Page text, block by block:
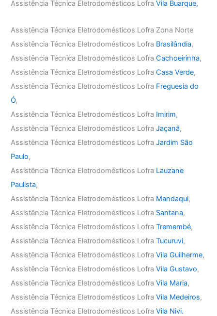
Assistência Técnica Eletrodomésticos LofraVila Buarque,
Assistência Técnica Eletrodomésticos Lofra Zona Norte
Assistência Técnica Eletrodomésticos Lofra Brasilândia,
Assistência Técnica Eletrodomésticos LofraCachoeirinha,
Assistência Técnica Eletrodomésticos LofraCasa Verde,
Assistência Técnica Eletrodomésticos Lofra Freguesia do
Ó,
Assistência Técnica Eletrodomésticos Lofra Imirim,
Assistência Técnica Eletrodomésticos LofraJaçanã,
Assistência Técnica Eletrodomésticos LofraJardim São
Paulo,
Assistência Técnica Eletrodomésticos Lofra Lauzane
Paulista,
Assistência Técnica Eletrodomésticos Lofra Mandaqui,
Assistência Técnica Eletrodomésticos Lofra Santana,
Assistência Técnica Eletrodomésticos LofraTremembé,
Assistência Técnica Eletrodomésticos LofraTucuruvi,
Assistência Técnica Eletrodomésticos LofraVila Guilherme,
Assistência Técnica Eletrodomésticos LofraVila Gustavo,
Assistência Técnica Eletrodomésticos LofraVila Maria,
Assistência Técnica Eletrodomésticos LofraVila Medeiros,
Assistência Técnica Eletrodomésticos LofraVila Nivi.